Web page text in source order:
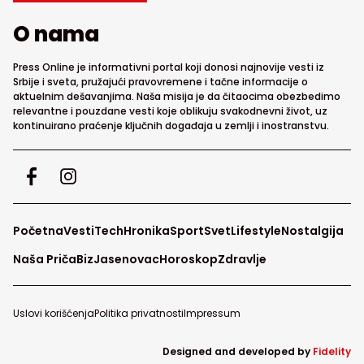
O nama
Press Online je informativni portal koji donosi najnovije vesti iz
Srbije i sveta, pružajući pravovremene i tačne informacije o
aktuelnim dešavanjima. Naša misija je da čitaocima obezbedimo
relevantne i pouzdane vesti koje oblikuju svakodnevni život, uz
kontinuirano praćenje ključnih događaja u zemlji i inostranstvu.
PočetnaVestiTechHronikaSportSvetLifestyleNostalgija
Naša PričaBizJasenovacHoroskopZdravlje
Uslovi korišćenjaPolitika privatnostiImpressum
Designed and developed by Fidelity